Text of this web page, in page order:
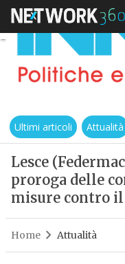
Ultimi articoli Attualità
Lesce
proroga delle
misure contro il
Home Attualità